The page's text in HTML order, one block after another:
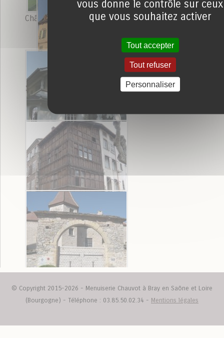
Château de Messey sur Grosne
Château des Thinons Berzé le Châtel
Maison à Genève
Maison de Bois à Mâcon
Prieuré de Blanot
© Copyright 2015-2026 - Menuiserie Chauvot à Bray en Saône et Loire
(Bourgogne) - Téléphone : 03.85.50.02.34 - Mentions légales
vous donne le contrôle sur ceux
que vous souhaitez activer
Tout accepter
Tout refuser
Personnaliser